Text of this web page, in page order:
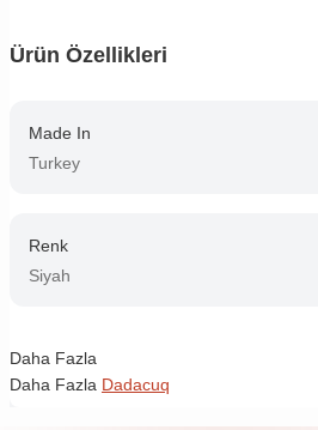
Ürün Özellikleri
Made In
Turkey
Renk
Siyah
Daha Fazla
Daha Fazla Dadacuq